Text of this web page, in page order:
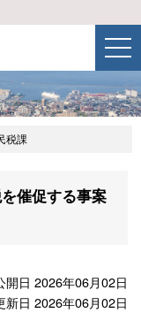
税課
催促する事案
開日 2026年06月02日
新日 2026年06月02日